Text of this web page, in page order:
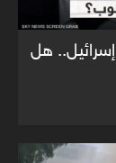
هل